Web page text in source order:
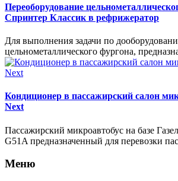
Переоборудование
Спринтер Классик в рефрижератор
Для выполнения задачи по
цельнометаллического фургона,
Кондиционер в пассажирский салон
Next
Пассажирский микроавтобус на базе
G51A предназначенный для перевозки
Меню